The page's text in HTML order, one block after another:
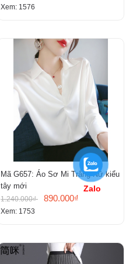
Xem: 1576
Mã G657: Áo Sơ Mi Trắng Nữ kiểu
tây mới
1.240.000₫ 890.000₫
Xem: 1753
Zalo